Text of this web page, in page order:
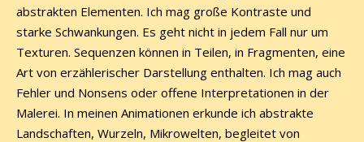
abstrakten Elementen. Ich mag große Kontraste und
starke Schwankungen. Es geht nicht in jedem Fall nur um
Texturen. Sequenzen können in Teilen, in Fragmenten, eine
Art von erzählerischer Darstellung enthalten. Ich mag auch
Fehler und Nonsens oder offene Interpretationen in der
Malerei. In meinen Animationen erkunde ich abstrakte
Landschaften, Wurzeln, Mikrowelten, begleitet von